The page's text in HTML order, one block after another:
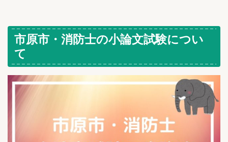
市原市・消防士の小論文試験につい
て